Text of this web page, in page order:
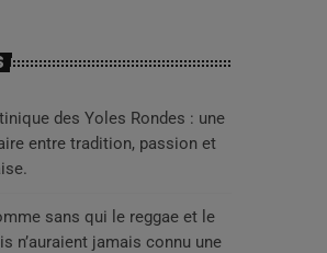
des Yoles Rondes : une
entre tradition, passion et
sans qui le reggae et le
n’auraient jamais connu une